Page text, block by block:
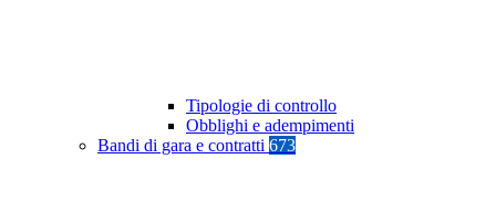
Tipologie di controllo
Obblighi e adempimenti
Bandi di gara e contratti 673